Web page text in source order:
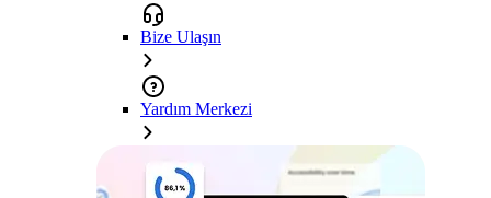
Bize Ulaşın
Yardım Merkezi